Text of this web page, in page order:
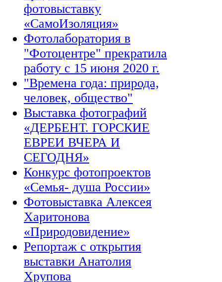
фотовыставку
«СамоИзоляция»
Фотолаборатория в
"Фотоцентре" прекратила
работу с 15 июня 2020 г.
"Времена года: природа,
человек, общество"
Выставка фотографий
«ДЕРБЕНТ. ГОРСКИЕ
ЕВРЕИ ВЧЕРА И
СЕГОДНЯ»
Конкурс фотопроектов
«Семья- душа России»
Фотовыставка Алексея
Харитонова
«Природовидение»
Репортаж с открытия
выставки Анатолия
Хрупова